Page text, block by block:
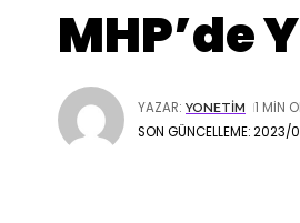
MHP’de
SON GÜNCELLEME:
YAZAR: YONETIM 1 MIN